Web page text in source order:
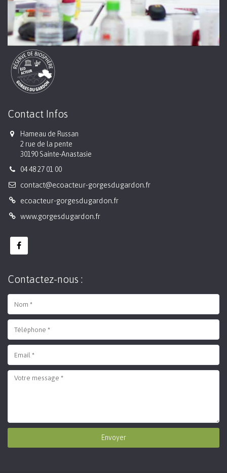
Contact Infos
Hameau de Russan
2 rue de la pente
30190 Sainte-Anastasie
04 48 27 01 00
contact@ecoacteur-gorgesdugardon.fr
ecoacteur-gorgesdugardon.fr
www.gorgesdugardon.fr
Contactez-nous :
Envoyer